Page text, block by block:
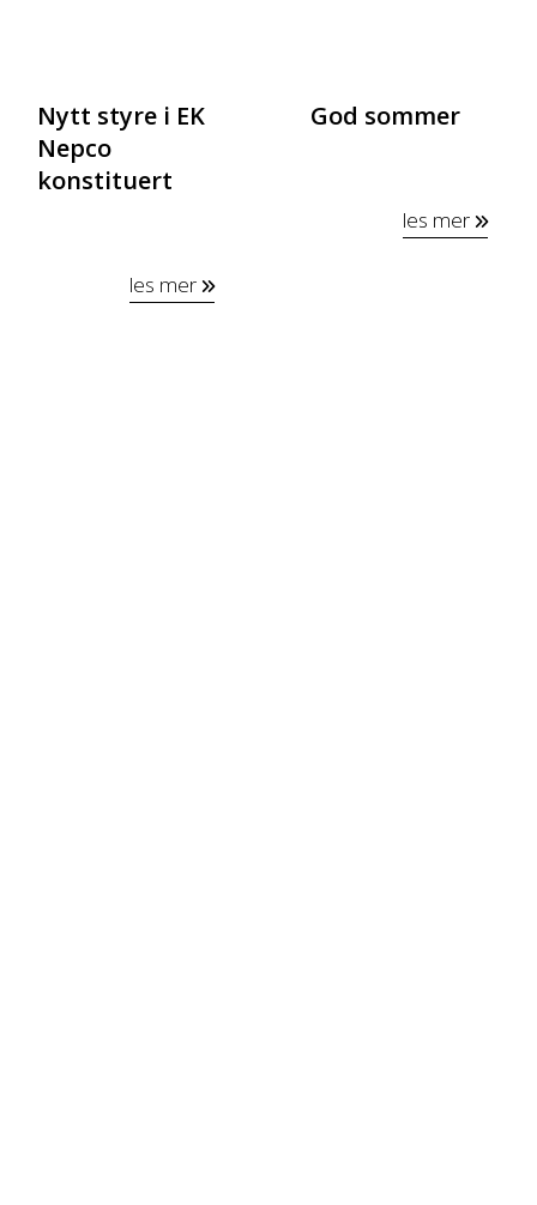
Nytt styre i EK
Nepco
konstituert
les mer
God sommer
les mer